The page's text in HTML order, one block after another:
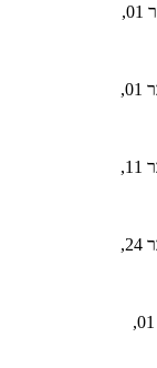
ספטמבר 01,
אוקטובר 01,
אוקטובר 11,
אוקטובר 24,
נובמבר 01,